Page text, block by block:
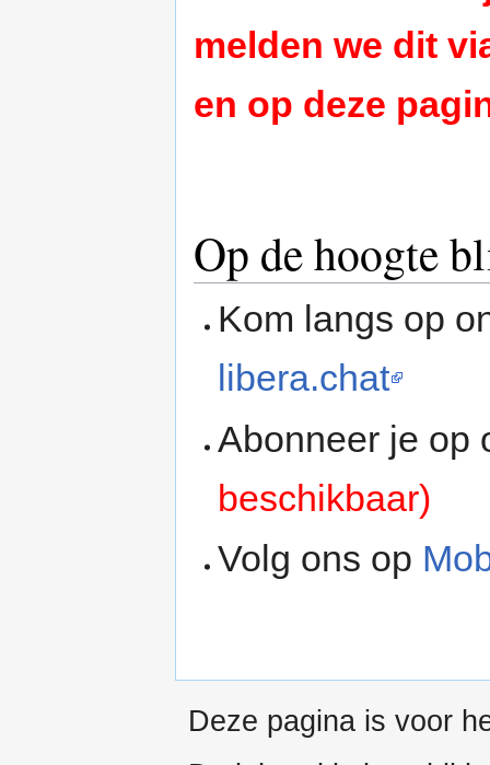
melden we dit
en op deze
Op de hoogte
Kom langs op
libera.chat
Abonneer je op
beschikbaar)
Volg ons op
Deze pagina is voor